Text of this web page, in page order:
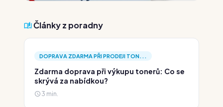
Články z poradny
DOPRAVA ZDARMA PŘI PRODEJI TON...
Zdarma doprava při výkupu tonerů: Co se
skrývá za nabídkou?
3 min.